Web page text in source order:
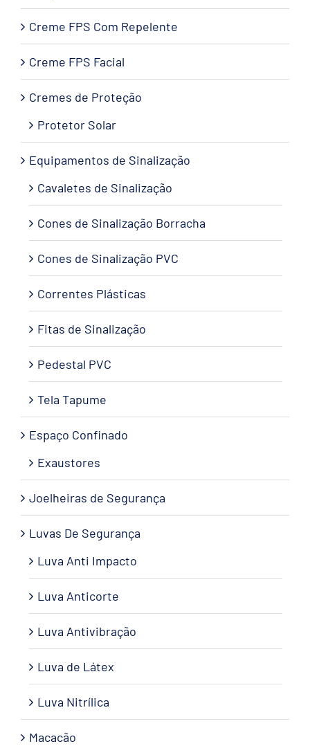
Creme FPS Com Repelente
Creme FPS Facial
Cremes de Proteção
Protetor Solar
Equipamentos de Sinalização
Cavaletes de Sinalização
Cones de Sinalização Borracha
Cones de Sinalização PVC
Correntes Plásticas
Fitas de Sinalização
Pedestal PVC
Tela Tapume
Espaço Confinado
Exaustores
Joelheiras de Segurança
Luvas De Segurança
Luva Anti Impacto
Luva Anticorte
Luva Antivibração
Luva de Látex
Luva Nitrílica
Macacão